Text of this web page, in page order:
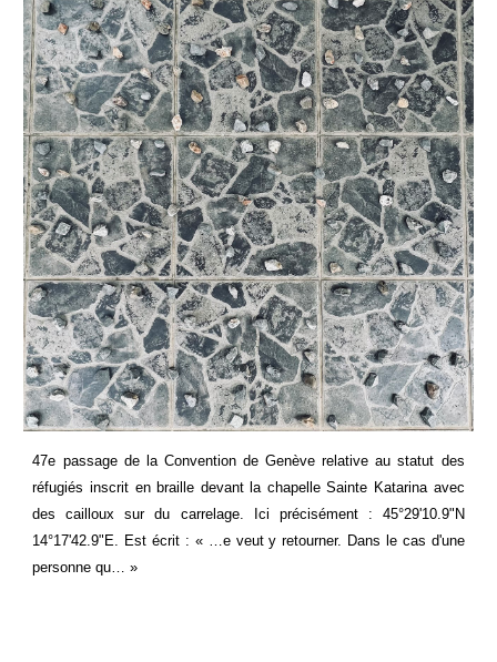
47e passage de la Convention de Genève relative au statut des
réfugiés inscrit en braille devant la chapelle Sainte Katarina avec
des cailloux sur du carrelage. Ici précisément : 45°29'10.9"N
14°17'42.9"E. Est écrit : « …e veut y retourner. Dans le cas d'une
personne qu… »